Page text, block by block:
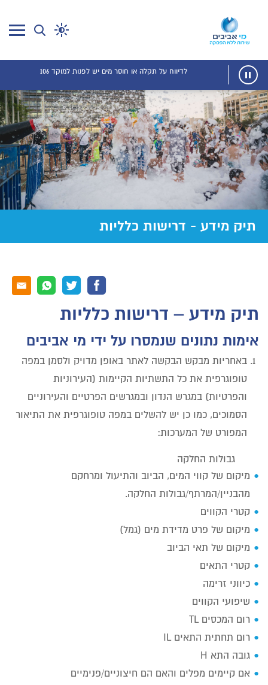
לדיווח על תקלה או חוסר מים יש לפנות למוקד 106
תיק מידע - דרישות כלליות
תיק מידע – דרישות כלליות
אימות נתונים שנמסרו על ידי מי אביבים
באחריות מבקש הבקשה לאתר באופן מדויק ולסמן במפה
טופוגרפית את כל התשתיות הקיימות (העירוניות
והפרטיות) במגרש הנדון ובמגרשים הפרטיים והעירוניים
הסמוכים, כמו כן יש להשלים במפה טופוגרפית את התיאור
המפורט של המערכות:
גבולות החלקה
מיקום של קווי המים, הביוב והתיעול ומרחקם
מהבניין/המרתף/גבולות החלקה.
קטרי הקווים
מיקום של פרט מדידת מים (גמל)
מיקום של תאי הביוב
קטרי התאים
כיווני זרימה
שיפועי הקווים
רום המכסים TL
רום תחתית התאים IL
גובה התא H
אם קיימים מפלים והאם הם חיצוניים/פנימיים